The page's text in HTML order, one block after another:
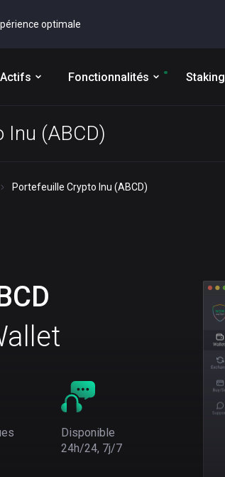
optimale
Actifs Fonctionnalités Staking
Inu (ABCD)
Portefeuille Crypto Inu (ABCD)
Disponible
24h/24, 7j/7